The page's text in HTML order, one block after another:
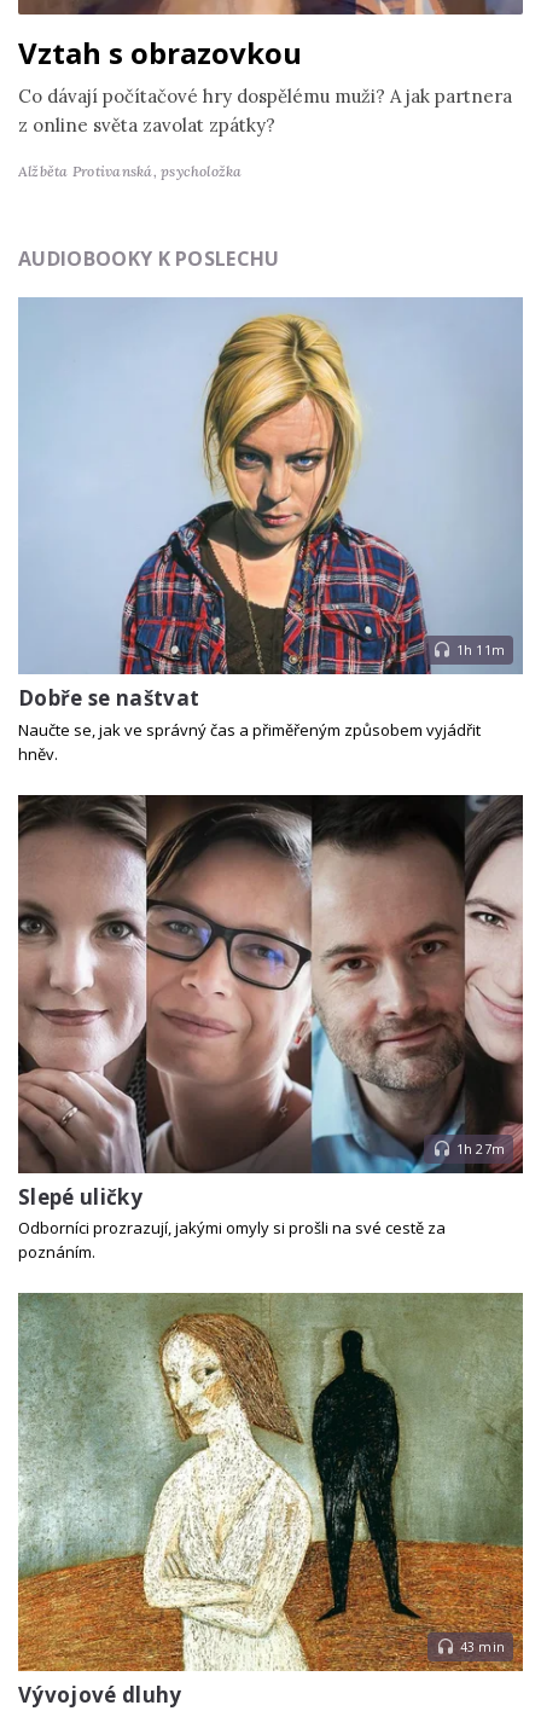
Vztah s obrazovkou
Co dávají počítačové hry dospělému muži? A jak partnera
z online světa zavolat zpátky?
Alžběta Protivanská,psycholožka
AUDIOBOOKY K POSLECHU
1h 11m
Dobře se naštvat
Naučte se, jak ve správný čas a přiměřeným způsobem vyjádřit
hněv.
1h 27m
Slepé uličky
Odborníci prozrazují, jakými omyly si prošli na své cestě za
poznáním.
43 min
Vývojové dluhy